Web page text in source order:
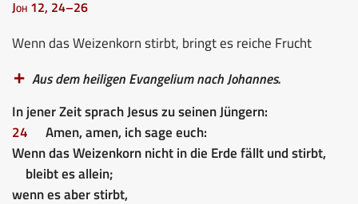
Joh 12, 24–26
Wenn das Weizenkorn stirbt, bringt es reiche Frucht
Aus dem heiligen Evangelium nach Johannes.
In jener Zeit sprach Jesus zu seinen Jüngern:
24
Amen, amen, ich sage euch:
Wenn das Weizenkorn nicht in die Erde fällt und stirbt,
bleibt es allein;
wenn es aber stirbt,